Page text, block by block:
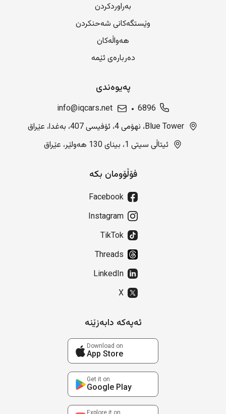
بەراوردکردن
وێستگەکانی شەحنکردن
هەواڵەکان
دەربارەی ئێمە
پەیوەندی
6896
info@iqcars.net
Blue Tower، نهۆمی 4، ئۆفیسی 407، بەغدا، عێراق
ئیتاڵی سیتی 1، بینای 130 هەولێر، عێراق
فۆڵۆومان بکە
Facebook
Instagram
TikTok
Threads
LinkedIn
X
ئەپەکە دابەزێنە
Download on
App Store
Get it on
Google Play